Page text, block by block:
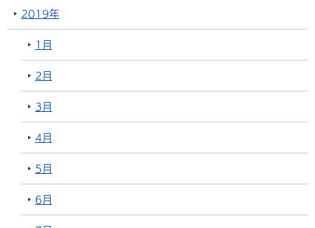
2019年
1月
2月
3月
4月
5月
6月